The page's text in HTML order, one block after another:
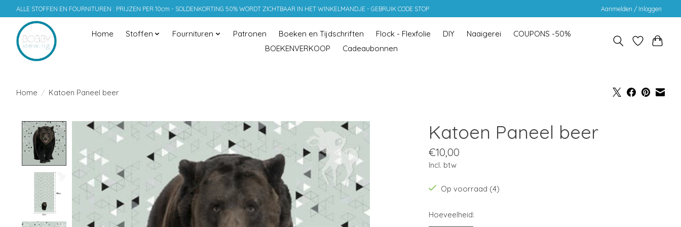
ALLE STOFFEN EN FOURNITUREN : PRIJZEN PER 10cm - SOLDENKORTING 50% WORDT ZICHTBAAR IN HET WINKELMANDJE - GEBRUIK CODE STOP Aanmelden / Inloggen
Home Stoffen Fournituren Patronen Boeken en Tijdschriften Flock - Flexfolie DIY Naaigerei
COUPONS -50%
BOEKENVERKOOP
Cadeaubonnen
Home / Katoen Paneel beer
Product image slideshow Items Katoen Paneel beer
€10,00
Incl. btw
Op voorraad (4)
Hoeveelheid: